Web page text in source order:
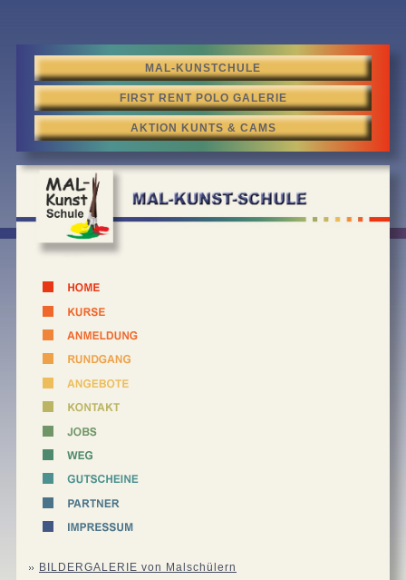
MAL-KUNSTCHULE
FIRST RENT POLO GALERIE
AKTION KUNTS & CAMS
BILDERGALERIE von Malschülern